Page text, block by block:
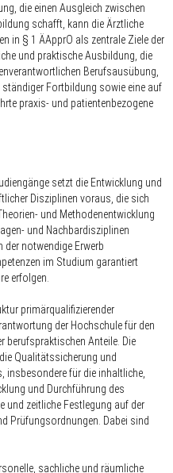
die einen Ausgleich zwischen
schafft, kann die Ärztliche
in § 1 ÄApprO als zentrale Ziele der
und praktische Ausbildung, die
Berufsausübung,
Fortbildung sowie eine auf
praxis- und patientenbezogene
setzt die Entwicklung und
Disziplinen voraus, die sich
und Methodenentwicklung
und Nachbardisziplinen
der notwendige Erwerb
im Studium garantiert
erfolgen.
primärqualifizierender
der Hochschule für den
berufspraktischen Anteile. Die
Qualitätssicherung und
insbesondere für die inhaltliche,
und Durchführung des
und zeitliche Festlegung auf der
Prüfungsordnungen. Dabei sind
sachliche und räumliche